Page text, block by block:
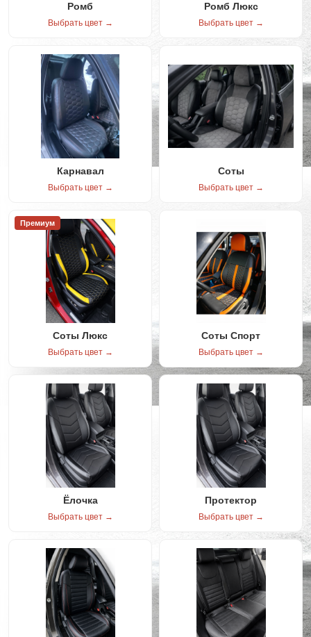
Ромб
Выбрать цвет →
Ромб Люкс
Выбрать цвет →
Карнавал
Выбрать цвет →
Соты
Выбрать цвет →
Премиум
Соты Люкс
Выбрать цвет →
Соты Спорт
Выбрать цвет →
Ёлочка
Выбрать цвет →
Протектор
Выбрать цвет →